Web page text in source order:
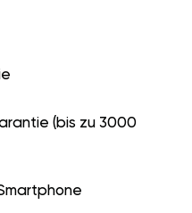
(bis zu 3000